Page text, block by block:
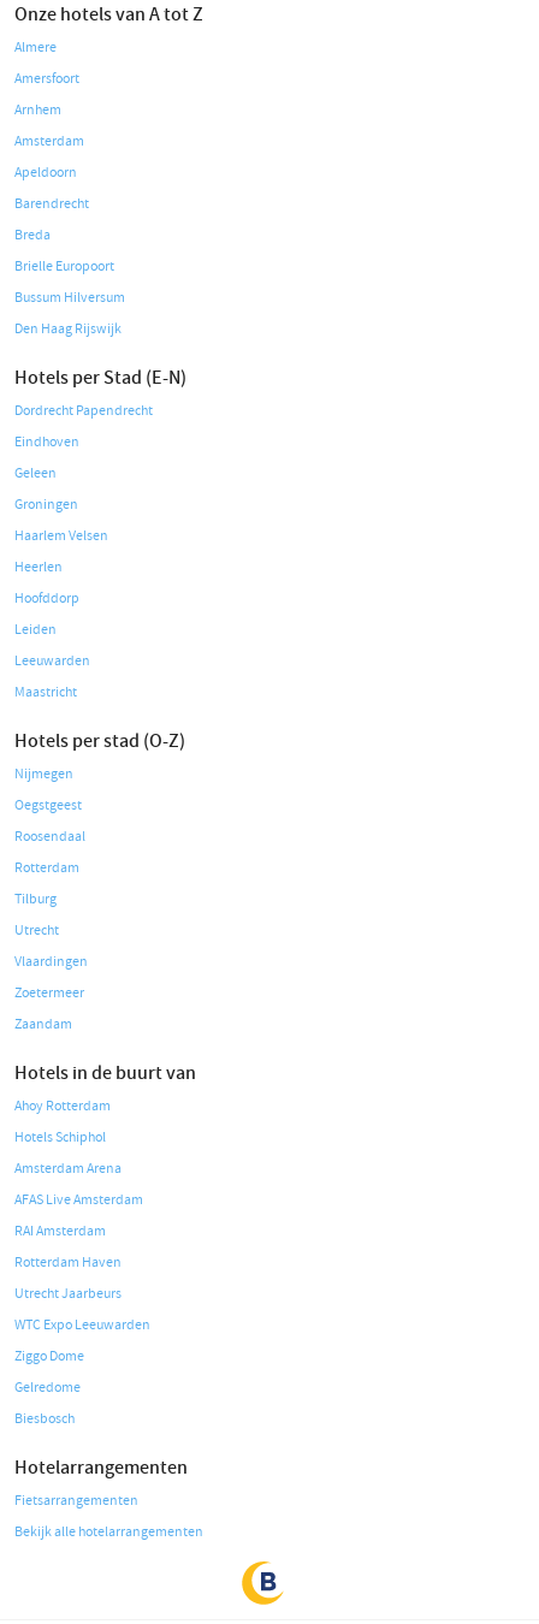
Onze hotels van A tot Z
Almere
Amersfoort
Arnhem
Amsterdam
Apeldoorn
Barendrecht
Breda
Brielle Europoort
Bussum Hilversum
Den Haag Rijswijk
Hotels per Stad (E-N)
Dordrecht Papendrecht
Eindhoven
Geleen
Groningen
Haarlem Velsen
Heerlen
Hoofddorp
Leiden
Leeuwarden
Maastricht
Hotels per stad (O-Z)
Nijmegen
Oegstgeest
Roosendaal
Rotterdam
Tilburg
Utrecht
Vlaardingen
Zoetermeer
Zaandam
Hotels in de buurt van
Ahoy Rotterdam
Hotels Schiphol
Amsterdam Arena
AFAS Live Amsterdam
RAI Amsterdam
Rotterdam Haven
Utrecht Jaarbeurs
WTC Expo Leeuwarden
Ziggo Dome
Gelredome
Biesbosch
Hotelarrangementen
Fietsarrangementen
Bekijk alle hotelarrangementen